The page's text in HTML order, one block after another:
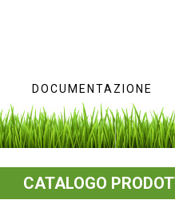
DOCUMENTAZIONE
CATALOGO